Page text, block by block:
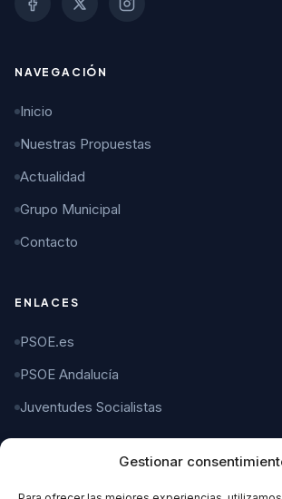
Gestionar
NAVEGACIÓN
Inicio
Nuestras Propuestas
Actualidad
Grupo Municipal
Contacto
ENLACES
PSOE.es
PSOE Andalucía
Juventudes Socialistas